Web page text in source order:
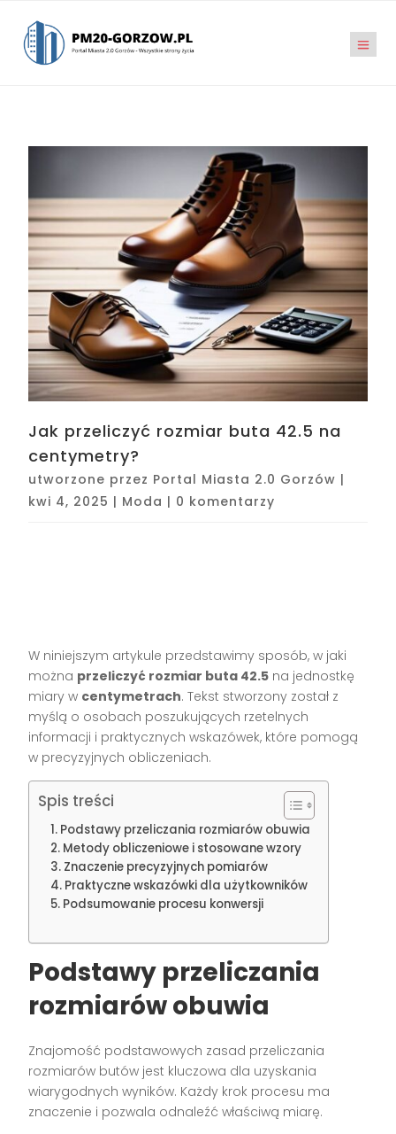
Jak przeliczyć rozmiar buta 42.5 na
centymetry?
utworzone przez Portal Miasta 2.0 Gorzów |
kwi 4, 2025 | Moda | 0 komentarzy
W niniejszym artykule przedstawimy sposób, w jaki
można przeliczyć rozmiar buta 42.5 na jednostkę
miary w centymetrach. Tekst stworzony został z
myślą o osobach poszukujących rzetelnych
informacji i praktycznych wskazówek, które pomogą
w precyzyjnych obliczeniach.
Spis treści
Podstawy przeliczania rozmiarów obuwia
Metody obliczeniowe i stosowane wzory
Znaczenie precyzyjnych pomiarów
Praktyczne wskazówki dla użytkowników
Podsumowanie procesu konwersji
Podstawy przeliczania
rozmiarów obuwia
Znajomość podstawowych zasad przeliczania
rozmiarów butów jest kluczowa dla uzyskania
wiarygodnych wyników. Każdy krok procesu ma
znaczenie i pozwala odnaleźć właściwą miarę.